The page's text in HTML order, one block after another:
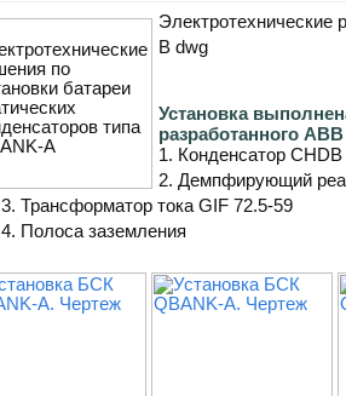
Электротехнические
В dwg
Установка
разработанного
1. Конденсатор CHDB
2. Демпфирующий
3. Трансформатор тока GIF 72.5-59
4. Полоса заземления